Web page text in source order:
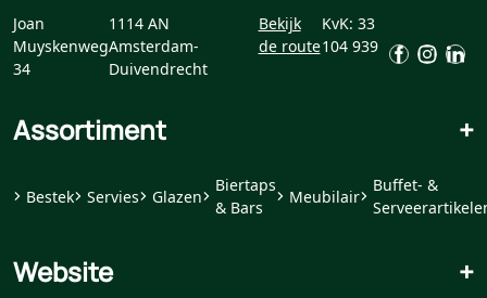
Joan
Muyskenweg
34
1114 AN
Amsterdam-
Duivendrecht
Bekijk
de route
KvK: 33
104 939
Assortiment +
Bestek Servies Glazen
Biertaps
& Bars
Meubilair
Buffet- &
Website +